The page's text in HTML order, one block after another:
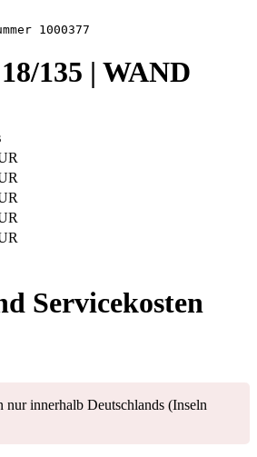
1000377
135 | WAND
Servicekosten
nur innerhalb Deutschlands (Inseln